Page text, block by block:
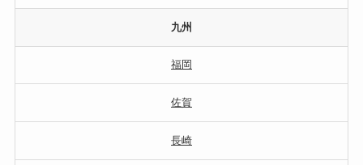
九州
福岡
佐賀
長崎